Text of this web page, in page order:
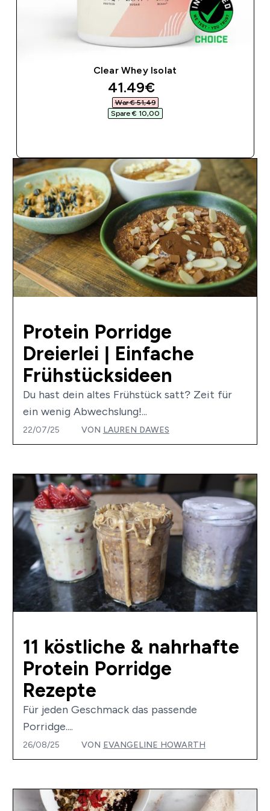
Clear Whey Isolat
discounted price
41.49€‎
War € 51,49‎
Spare € 10,00‎
Protein Porridge
Dreierlei | Einfache
Frühstücksideen
Du hast dein altes Frühstück satt? Zeit für
ein wenig Abwechslung!...
22/07/25 VON LAUREN DAWES
11 köstliche & nahrhafte
Protein Porridge
Rezepte
Für jeden Geschmack das passende
Porridge....
26/08/25 VON EVANGELINE HOWARTH